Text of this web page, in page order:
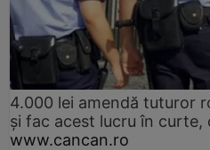
4.000 lei amendă tuturor
și fac acest lucru în curte,
www.cancan.ro